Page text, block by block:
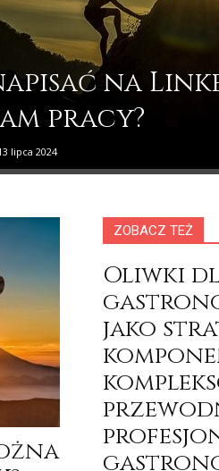
na
pracy?
lipca 2024
ZOBACZ TEŻ
Oliwki
jako